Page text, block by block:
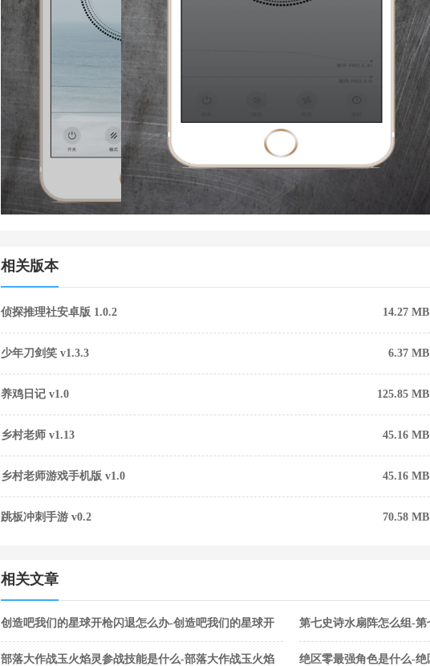
相关版本
侦探推理社安卓版 1.0.2 14.27 MB
少年刀剑笑 v1.3.3 6.37 MB
养鸡日记 v1.0 125.85 MB
乡村老师 v1.13 45.16 MB
乡村老师游戏手机版 v1.0 45.16 MB
跳板冲刺手游 v0.2 70.58 MB
相关文章
创造吧我们的星球开枪闪退怎么办-创造吧我们的星球开
枪闪退合集
第七史诗水扇阵怎么组-
部落大作战玉火焰灵参战技能是什么-部落大作战玉火焰 绝区零最强角色是什么-